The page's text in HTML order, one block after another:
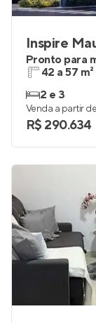
Inspire
Pronto para
42 a 57 m²
2 e 3
Venda a partir de
R$ 290.634